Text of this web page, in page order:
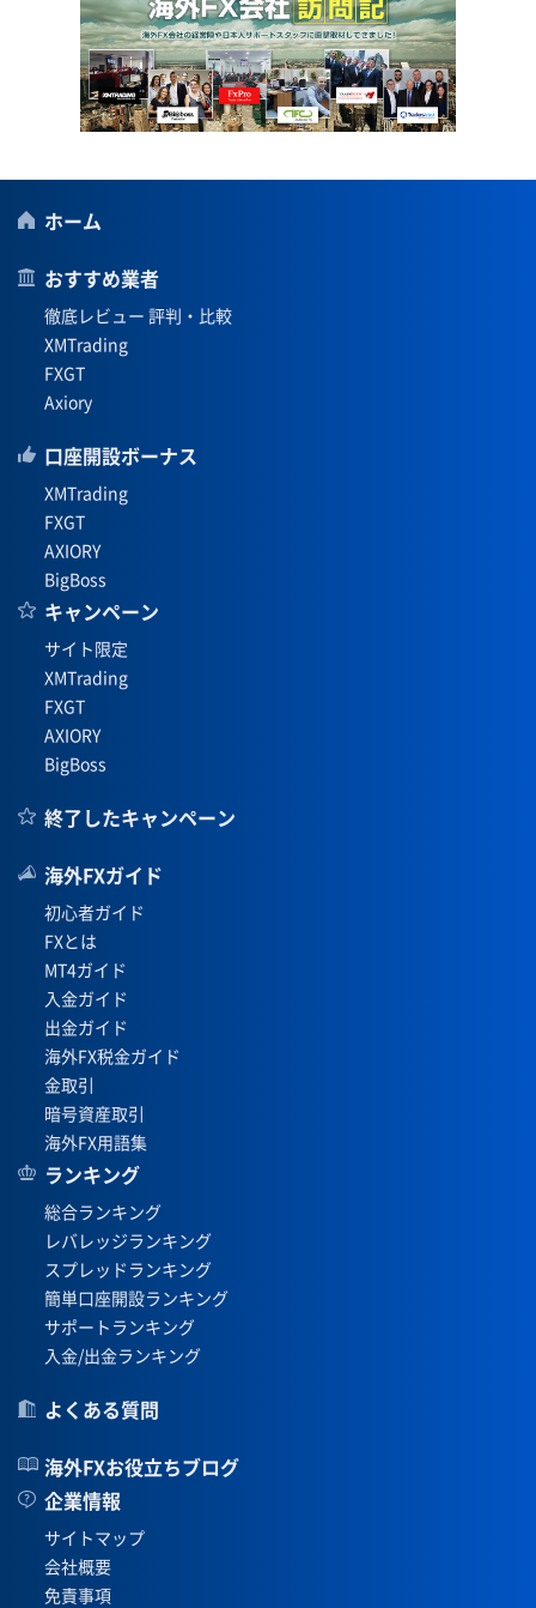
ホーム
おすすめ業者
徹底レビュー 評判・比較
XMTrading
FXGT
Axiory
口座開設ボーナス
XMTrading
FXGT
AXIORY
BigBoss
キャンペーン
サイト限定
XMTrading
FXGT
AXIORY
BigBoss
終了したキャンペーン
海外FXガイド
初心者ガイド
FXとは
MT4ガイド
入金ガイド
出金ガイド
海外FX税金ガイド
金取引
暗号資産取引
海外FX用語集
ランキング
総合ランキング
レバレッジランキング
スプレッドランキング
簡単口座開設ランキング
サポートランキング
入金/出金ランキング
よくある質問
海外FXお役立ちブログ
企業情報
サイトマップ
会社概要
免責事項